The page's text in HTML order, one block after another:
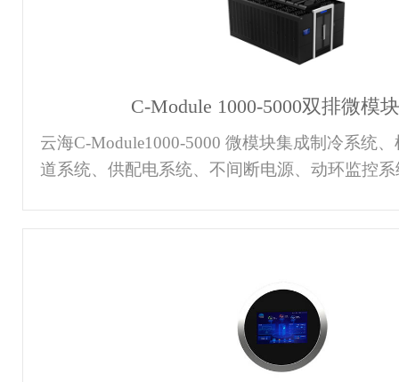
C-Module 1000-5000双排微模
云海C-Module1000-5000 微模块集成制冷系统
道系统、供配电系统、不间断电源、动环监控
明正常运行显示蓝光，异常告警显示红光，人